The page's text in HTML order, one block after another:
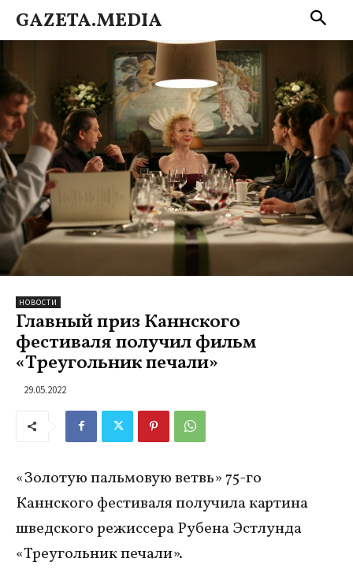
GAZETA.MEDIA
НОВОСТИ
Главный приз Каннского
фестиваля получил фильм
«Треугольник печали»
29.05.2022
«Золотую пальмовую ветвь» 75-го
Каннского фестиваля получила картина
шведского режиссера Рубена Эстлунда
«Треугольник печали».